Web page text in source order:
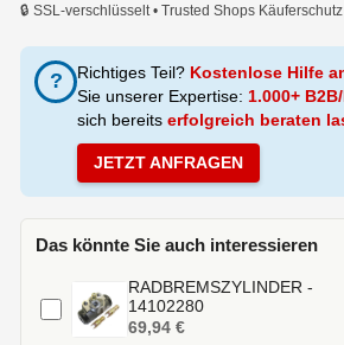
🔒 SSL-verschlüsselt • Trusted Shops Käuferschutz
? Richtiges Teil? Kostenlose Hilfe
Sie unserer Expertise: 1.000+
sich bereits erfolgreich beraten
JETZT ANFRAGEN
Das könnte Sie auch interessieren
RADBREMSZYLINDER -
14102280
69,94 €